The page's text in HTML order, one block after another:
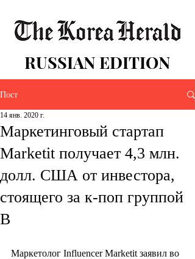
RUSSIAN EDITION
Пост
Маркетинговый стартап
Marketit получает 4,3 млн.
долл. США от инвестора,
стоящего за к-поп группой
B
14 янв. 2020 г.
Маркетолог Influencer Marketit заявил во